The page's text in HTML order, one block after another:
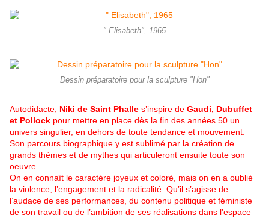
" Elisabeth", 1965
Dessin préparatoire pour la sculpture "Hon"
Autodidacte, Niki de Saint Phalle s’inspire de Gaudi, Dubuffet
et Pollock pour mettre en place dès la fin des années 50 un
univers singulier, en dehors de toute tendance et mouvement.
Son parcours biographique y est sublimé par la création de
grands thèmes et de mythes qui articuleront ensuite toute son
oeuvre.
On en connaît le caractère joyeux et coloré, mais on en a oublié
la violence, l’engagement et la radicalité. Qu’il s’agisse de
l’audace de ses performances, du contenu politique et féministe
de son travail ou de l’ambition de ses réalisations dans l’espace